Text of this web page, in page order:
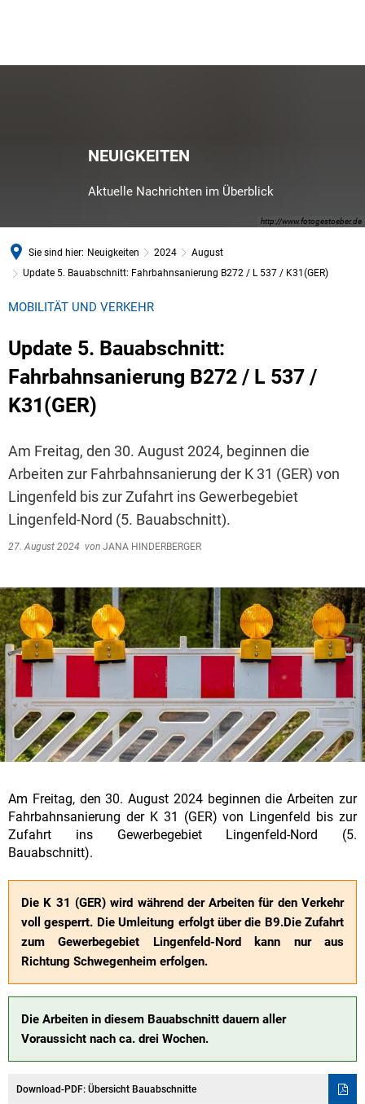
http://www.fotogestoeber.de
NEUIGKEITEN
Aktuelle Nachrichten im Überblick
Sie sind hier: Neuigkeiten 2024
August
Update 5. Bauabschnitt: Fahrbahnsanierung B272 / L 537 / K31(GER)
MOBILITÄT UND VERKEHR
Update 5. Bauabschnitt:
Fahrbahnsanierung B272 / L 537 /
K31(GER)
Am Freitag, den 30. August 2024, beginnen die
Arbeiten zur Fahrbahnsanierung der K 31 (GER) von
Lingenfeld bis zur Zufahrt ins Gewerbegebiet
Lingenfeld-Nord (5. Bauabschnitt).
27. August 2024 von JANA HINDERBERGER
Am Freitag, den 30. August 2024 beginnen die Arbeiten zur
Fahrbahnsanierung der K 31 (GER) von Lingenfeld bis zur
Zufahrt ins Gewerbegebiet Lingenfeld-Nord (5.
Bauabschnitt).
Die K 31 (GER) wird während der Arbeiten für den Verkehr
voll gesperrt. Die Umleitung erfolgt über die B9.Die Zufahrt
zum Gewerbegebiet Lingenfeld-Nord kann nur aus
Richtung Schwegenheim erfolgen.
Die Arbeiten in diesem Bauabschnitt dauern aller
Voraussicht nach ca. drei Wochen.
Download-PDF: Übersicht Bauabschnitte